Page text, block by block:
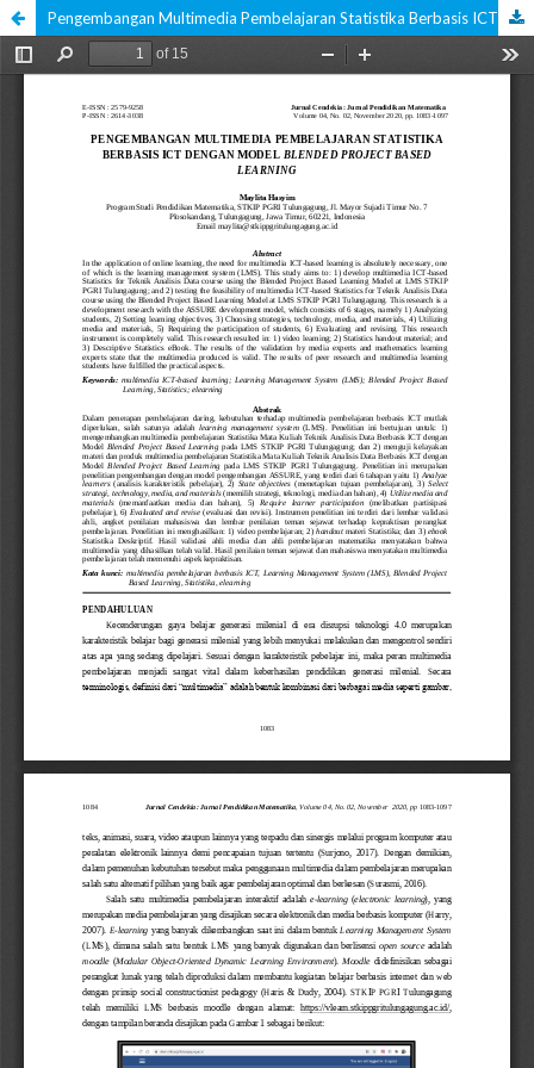
Pengembangan Multimedia Pembelajaran Statistika Berbasis ICT dengan Model Blended Project Based Learning